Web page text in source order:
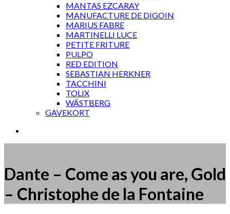
MANTAS EZCARAY
MANUFACTURE DE DIGOIN
MARIUS FABRE
MARTINELLI LUCE
PETITE FRITURE
PULPO
RED EDITION
SEBASTIAN HERKNER
TACCHINI
TOLIX
WÄSTBERG
GAVEKORT
Dante – Come as you are, Gold
– Christophe de la Fontaine